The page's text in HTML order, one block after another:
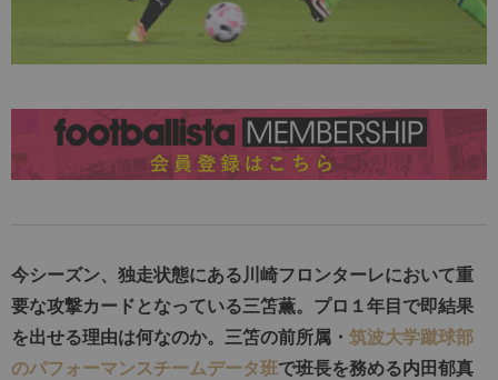
今シーズン、独走状態にある川崎フロンターレにおいて重
要な攻撃カードとなっている三笘薫。プロ１年目で即結果
を出せる理由は何なのか。三笘の前所属・ 筑波大学蹴球部
のパフォーマンスチームデータ班で班長を務める内田郁真